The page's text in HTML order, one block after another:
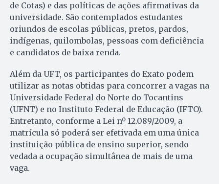
de Cotas) e das políticas de ações afirmativas da
universidade. São contemplados estudantes
oriundos de escolas públicas, pretos, pardos,
indígenas, quilombolas, pessoas com deficiência
e candidatos de baixa renda.
Além da UFT, os participantes do Exato podem
utilizar as notas obtidas para concorrer a vagas na
Universidade Federal do Norte do Tocantins
(UFNT) e no Instituto Federal de Educação (IFTO).
Entretanto, conforme a Lei nº 12.089/2009, a
matrícula só poderá ser efetivada em uma única
instituição pública de ensino superior, sendo
vedada a ocupação simultânea de mais de uma
vaga.